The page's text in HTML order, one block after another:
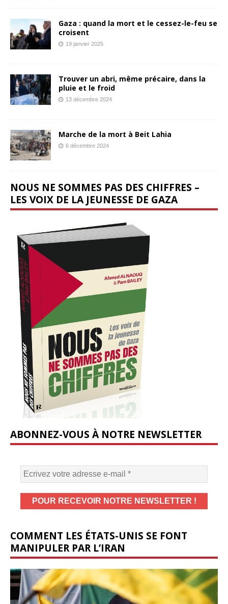
Gaza : quand la mort et le cessez-le-feu se
croisent
19 janvier 2025
Trouver un abri, même précaire, dans la
pluie et le froid
13 décembre 2024
Marche de la mort à Beit Lahia
6 décembre 2024
NOUS NE SOMMES PAS DES CHIFFRES –
LES VOIX DE LA JEUNESSE DE GAZA
ABONNEZ-VOUS À NOTRE NEWSLETTER
COMMENT LES ÉTATS-UNIS SE FONT
MANIPULER PAR L’IRAN